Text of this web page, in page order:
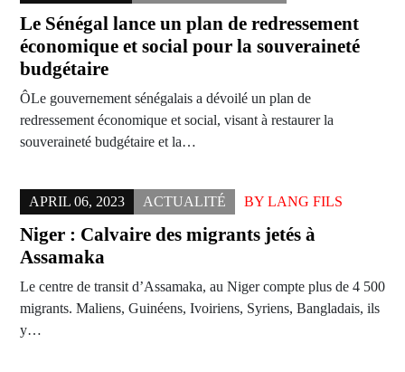
Le Sénégal lance un plan de redressement
économique et social pour la souveraineté
budgétaire
ÔLe gouvernement sénégalais a dévoilé un plan de
redressement économique et social, visant à restaurer la
souveraineté budgétaire et la…
APRIL 06, 2023 ACTUALITÉ BY LANG FILS
Niger : Calvaire des migrants jetés à
Assamaka
Le centre de transit d’Assamaka, au Niger compte plus de 4 500
migrants. Maliens, Guinéens, Ivoiriens, Syriens, Bangladais, ils
y…